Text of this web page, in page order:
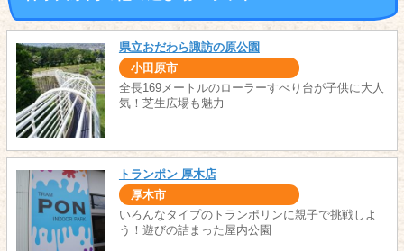
県立おだわら諏訪の原公園
小田原市
全長169メートルのローラーすべり台が子供に大人
気！芝生広場も魅力
トランポン 厚木店
厚木市
いろんなタイプのトランポリンに親子で挑戦しよ
う！遊びの詰まった屋内公園